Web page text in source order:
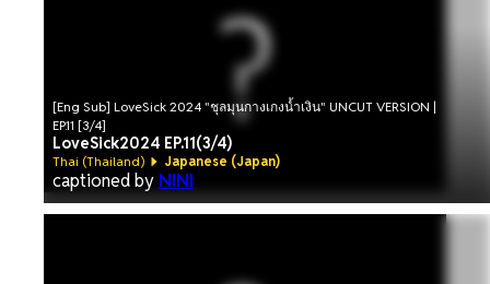
[Eng Sub] LoveSick 2024 "ชุลมุนกางเกงน้ำเงิน" UNCUT VERSION |
EP.11 [3/4]
LoveSick2024 EP.11(3/4)
Thai (Thailand) Japanese (Japan)
captioned by NINI